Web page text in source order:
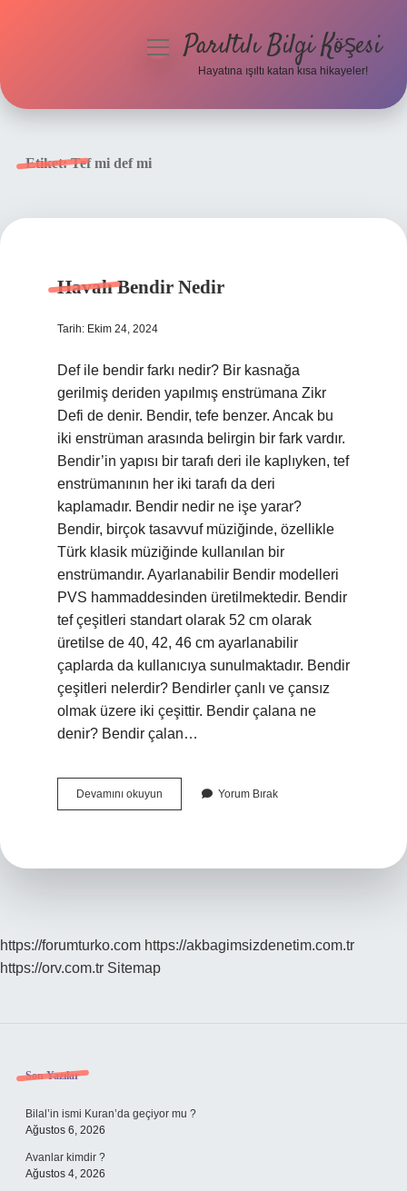
menüyüParıltılı Bilgi Köşesi
Hayatına ışıltı katan kısa hikayeler!
Etiket:Tef mi def mi
Havalı Bendir Nedir
Tarih: Ekim 24, 2024
Def ile bendir farkı nedir? Bir kasnağa
gerilmiş deriden yapılmış enstrümana Zikr
Defi de denir. Bendir, tefe benzer. Ancak bu
iki enstrüman arasında belirgin bir fark vardır.
Bendir’in yapısı bir tarafı deri ile kaplıyken, tef
enstrümanının her iki tarafı da deri
kaplamadır. Bendir nedir ne işe yarar?
Bendir, birçok tasavvuf müziğinde, özellikle
Türk klasik müziğinde kullanılan bir
enstrümandır. Ayarlanabilir Bendir modelleri
PVS hammaddesinden üretilmektedir. Bendir
tef çeşitleri standart olarak 52 cm olarak
üretilse de 40, 42, 46 cm ayarlanabilir
çaplarda da kullanıcıya sunulmaktadır. Bendir
çeşitleri nelerdir? Bendirler çanlı ve çansız
olmak üzere iki çeşittir. Bendir çalana ne
denir? Bendir çalan…
Devamını okuyun
Bendir
Yorum Bırak
https://forumturko.com https://akbagimsizdenetim.com.tr
https://orv.com.tr Sitemap
Sidebar
Son Yazılar
Bilal’in ismi Kuran’da geçiyor mu ?
Ağustos 6, 2026
Avanlar kimdir ?
Ağustos 4, 2026